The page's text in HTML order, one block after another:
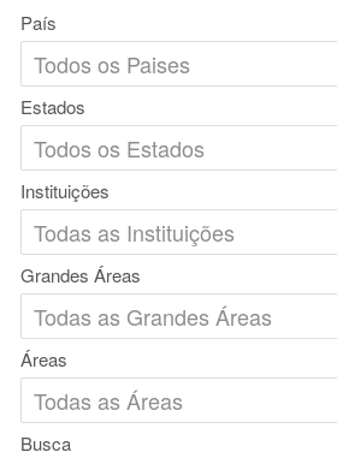
País
Estados
Instituições
Grandes Áreas
Áreas
Busca